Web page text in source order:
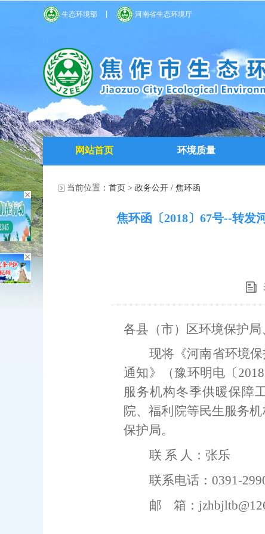
生态环境部 河南省生态环境厅
网站首页 环境质量
当前位置： 首页 > 政务公开 / 焦环函
焦环函〔2018〕67号--转发
各县（市）区环境保护局
现将《河南省环境保
通知》（豫环明电 〔2018
服务机构冬季供暖保障
院、福利院等民生服务
保护局。
联 系 人：张乐
联系电话： 0391-
邮
箱：